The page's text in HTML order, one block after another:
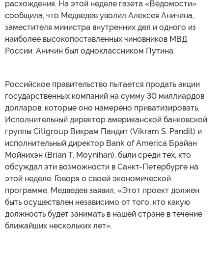
расхождения. На этой неделе газета «Ведомости»
сообщила, что Медведев уволил Алексея Аничина,
заместителя министра внутренних дел и одного из
наиболее высокопоставленных чиновников МВД
России. Аничин был одноклассником Путина.
Российское правительство пытается продать акции
государственных компаний на сумму 30 миллиардов
долларов, которые оно намерено приватизировать.
Исполнительный директор американской банковской
группы Citigroup Викрам Пандит (Vikram S. Pandit) и
исполнительный директор Bank of America Брайан
Мойнихэн (Brian T. Moynihan), были среди тех, кто
обсуждал эти возможности в Санкт-Петербурге на
этой неделе. Говоря о своей экономической
программе, Медведев заявил, «Этот проект должен
быть осуществлен независимо от того, кто какую
должность будет занимать в нашей стране в течение
ближайших нескольких лет».